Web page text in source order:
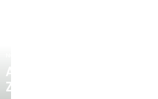
AGAPANTHUS
ZAMBEZI